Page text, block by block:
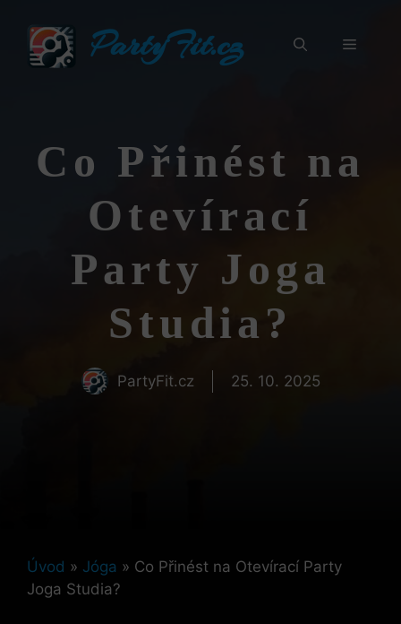
obsah
PartyFit.cz Menu
Co Přinést na
Otevírací
Party Joga
Studia?
PartyFit.cz 25. 10. 2025
Úvod » Jóga » Co Přinést na Otevírací Party
Joga Studia?